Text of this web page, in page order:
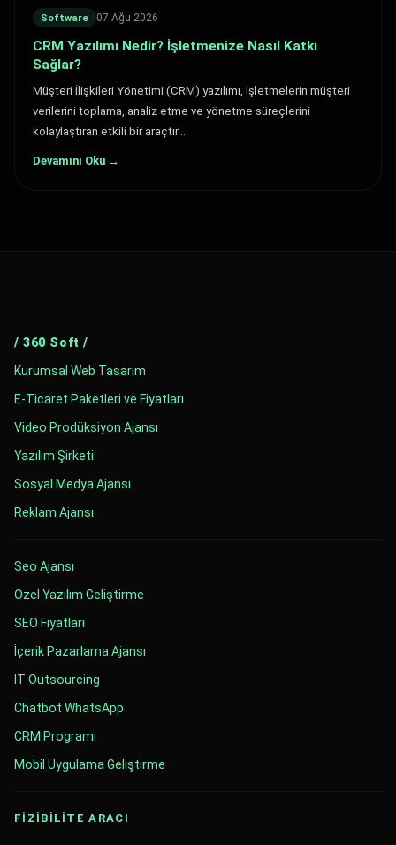
Software 07 Ağu 2026
CRM Yazılımı Nedir? İşletmenize Nasıl Katkı
Sağlar?
Müşteri İlişkileri Yönetimi (CRM) yazılımı, işletmelerin müşteri
verilerini toplama, analiz etme ve yönetme süreçlerini
kolaylaştıran etkili bir araçtır.…
Devamını Oku →
/ 360 Soft /
Kurumsal Web Tasarım
E-Ticaret Paketleri ve Fiyatları
Video Prodüksiyon Ajansı
Yazılım Şirketi
Sosyal Medya Ajansı
Reklam Ajansı
Seo Ajansı
Özel Yazılım Geliştirme
SEO Fiyatları
İçerik Pazarlama Ajansı
IT Outsourcing
Chatbot WhatsApp
CRM Programı
Mobil Uygulama Geliştirme
FİZİBİLİTE ARACI